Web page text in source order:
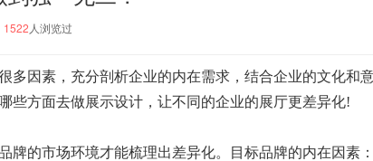
1522 人浏览过
多因素，充分剖析企业的内在需求，结合企业的文化和
些方面去做展示设计，让不同的企业的展厅更差异化!
的市场环境才能梳理出差异化。目标品牌的内在因素